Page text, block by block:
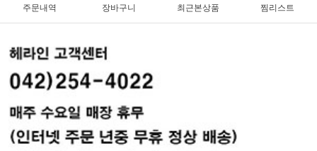
주문내역 장바구니 최근본상품 찜리스트